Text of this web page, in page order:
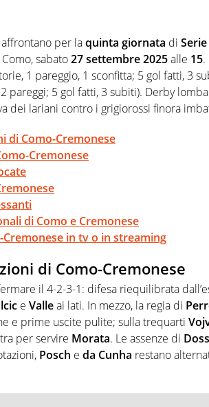
per laquinta giornata di
sabato27 settembre 2025alle 15.
1 pareggio, 1 sconfitta; 5 gol fatti, 3
pareggi; 5 gol fatti, 3 subiti). Derby
dei lariani contro i grigiorossi finora
di Como-Cremonese
Cremonese
di Como e Cremonese
in tv o in streaming
di Como-Cremonese
il 4-2-3-1: difesa riequilibrata
e Valleai lati. In mezzo, la regia di
e prime uscite pulite; sulla trequarti
per servire Morata. Le assenze di
Posch e da Cunha restano